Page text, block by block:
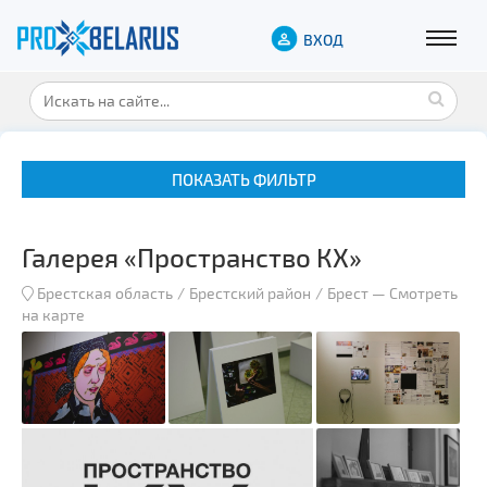
ВХОД
ПОКАЗАТЬ ФИЛЬТР
Музеи
Замки и дворцы
Военная история
Гражданская архитектура
Галерея «Пространство КХ»
Брестская область Брестский район Брест — Смотреть
на карте